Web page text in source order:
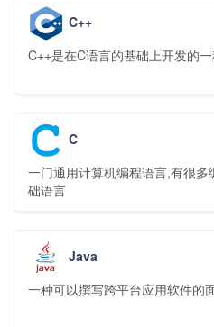
C++
C++是在C语言的基础上开发的
C
一门通用计算机编程语言,有很
础语言
Java
一种可以撰写跨平台应用软件的